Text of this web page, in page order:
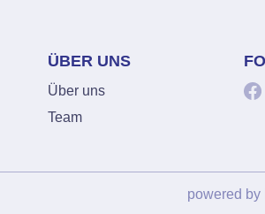
ÜBER UNS
Über uns
Team
powered by